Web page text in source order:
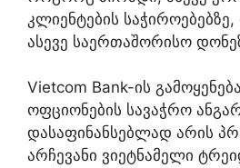
კლიენტების
ასევე საერთაშორისო
Vietcom Bank-ის
ოფციონების სავაჭრო
დასაფინანსებლად არის
არჩევანი ვიეტნამელი